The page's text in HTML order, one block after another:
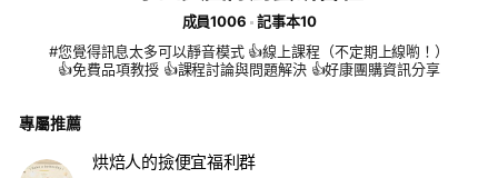
成員1006
記事本10
#您覺得訊息太多可以靜音模式 👍線上課程（不定期上線喲！）
👍免費品項教授 👍課程討論與問題解決 👍好康團購資訊分享
專屬推薦
烘焙人的撿便宜福利群